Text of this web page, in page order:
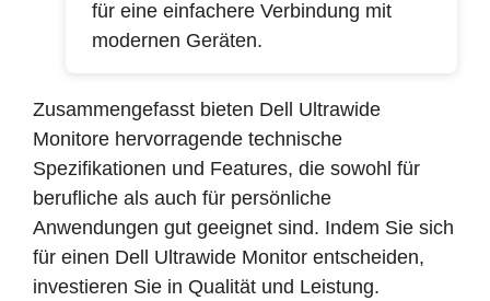
für eine einfachere Verbindung mit
modernen Geräten.
Zusammengefasst bieten Dell Ultrawide
Monitore hervorragende technische
Spezifikationen und Features, die sowohl für
berufliche als auch für persönliche
Anwendungen gut geeignet sind. Indem Sie sich
für einen Dell Ultrawide Monitor entscheiden,
investieren Sie in Qualität und Leistung.